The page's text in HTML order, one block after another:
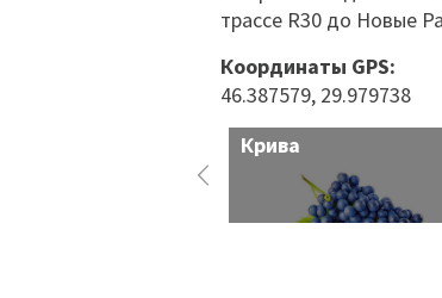
трассе R30 до Новые
Координаты GPS:
46.387579, 29.979738
Крива